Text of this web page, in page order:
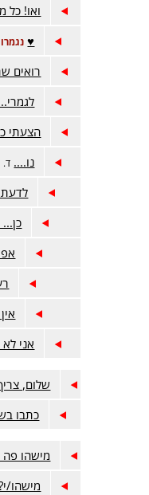
ואו! כל
♥️
רואים
הצעתי
נו.... ד.
אני
שלום,
כתבו
מישהו
מישהו/